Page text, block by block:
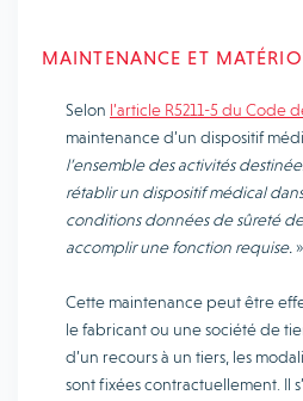
MAINTENANCE ET
Selon l’article R5211-5 du Code
maintenance d’un dispositif
l’ensemble des activités
rétablir un dispositif médical
conditions données de sûreté
accomplir une fonction requise. »
Cette maintenance peut être
le fabricant ou une société de
d’un recours à un tiers, les
sont fixées contractuellement. Il